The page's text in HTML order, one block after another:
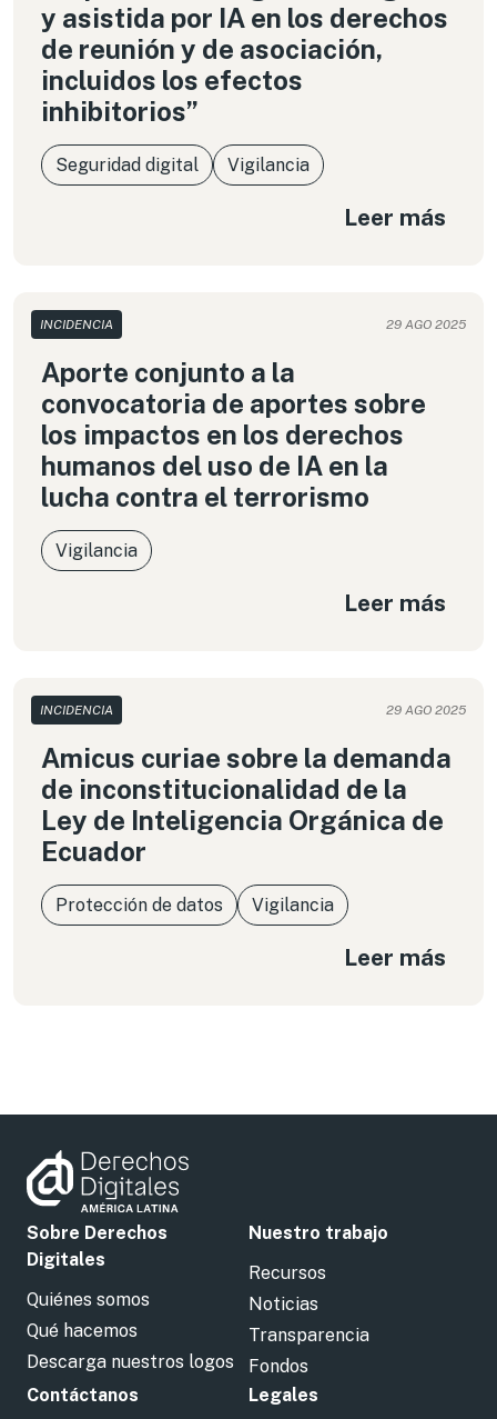
y asistida por IA en los derechos
de reunión y de asociación,
incluidos los efectos
inhibitorios”
Seguridad digital Vigilancia
Leer más
INCIDENCIA 29 AGO 2025
Aporte conjunto a la
convocatoria de aportes sobre
los impactos en los derechos
humanos del uso de IA en la
lucha contra el terrorismo
Vigilancia
Leer más
INCIDENCIA 29 AGO 2025
Amicus curiae sobre la demanda
de inconstitucionalidad de la
Ley de Inteligencia Orgánica de
Ecuador
Protección de datos Vigilancia
Leer más
Sobre Derechos
Digitales
Quiénes somos
Qué hacemos
Descarga nuestros logos
Nuestro trabajo
Recursos
Noticias
Transparencia
Fondos
Contáctanos
Legales